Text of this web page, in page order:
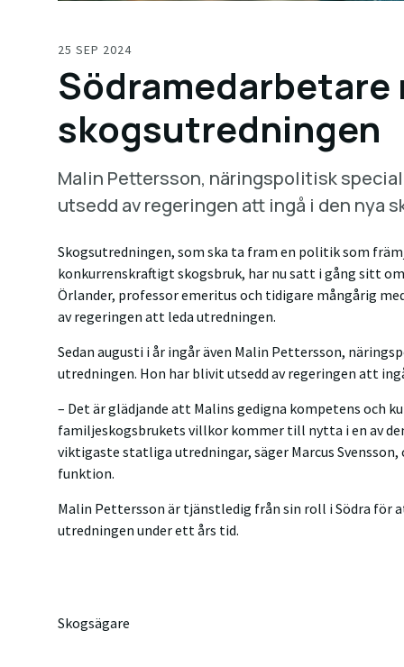
25 SEP 2024
Södramedarbetare
skogsutredningen
Malin Pettersson, näringspolitisk
utsedd av regeringen att ingå i den nya
Skogsutredningen, som ska ta fram en politik som
konkurrenskraftigt skogsbruk, har nu satt i gång sitt
Örlander, professor emeritus och tidigare mångårig
av regeringen att leda utredningen.
Sedan augusti i år ingår även Malin Pettersson,
utredningen. Hon har blivit utsedd av regeringen att
– Det är glädjande att Malins gedigna kompetens och
familjeskogsbrukets villkor kommer till nytta i en av
viktigaste statliga utredningar, säger Marcus
funktion.
Malin Pettersson är tjänstledig från sin roll i Södra för
utredningen under ett års tid.
Skogsägare